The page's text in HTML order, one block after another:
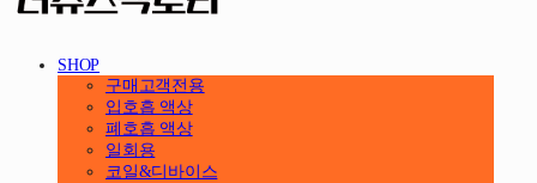
SHOP
구매고객전용
입호흡 액상
폐호흡 액상
일회용
코일&디바이스